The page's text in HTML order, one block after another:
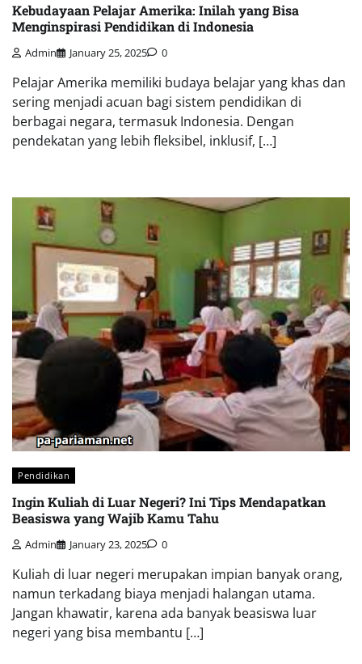
Kebudayaan Pelajar Amerika: Inilah yang Bisa
Menginspirasi Pendidikan di Indonesia
Admin January 25, 2025 0
Pelajar Amerika memiliki budaya belajar yang khas dan
sering menjadi acuan bagi sistem pendidikan di
berbagai negara, termasuk Indonesia. Dengan
pendekatan yang lebih fleksibel, inklusif, […]
Pendidikan
Ingin Kuliah di Luar Negeri? Ini Tips Mendapatkan
Beasiswa yang Wajib Kamu Tahu
Admin January 23, 2025 0
Kuliah di luar negeri merupakan impian banyak orang,
namun terkadang biaya menjadi halangan utama.
Jangan khawatir, karena ada banyak beasiswa luar
negeri yang bisa membantu […]